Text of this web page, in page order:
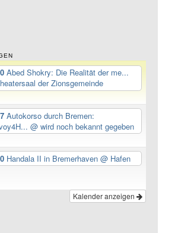
Abed Shokry: Die Realität der me...
der Zionsgemeinde
Autokorso durch Bremen:
@ wird noch bekannt gegeben
Handala II in Bremerhaven @ Hafen
Kalender anzeigen